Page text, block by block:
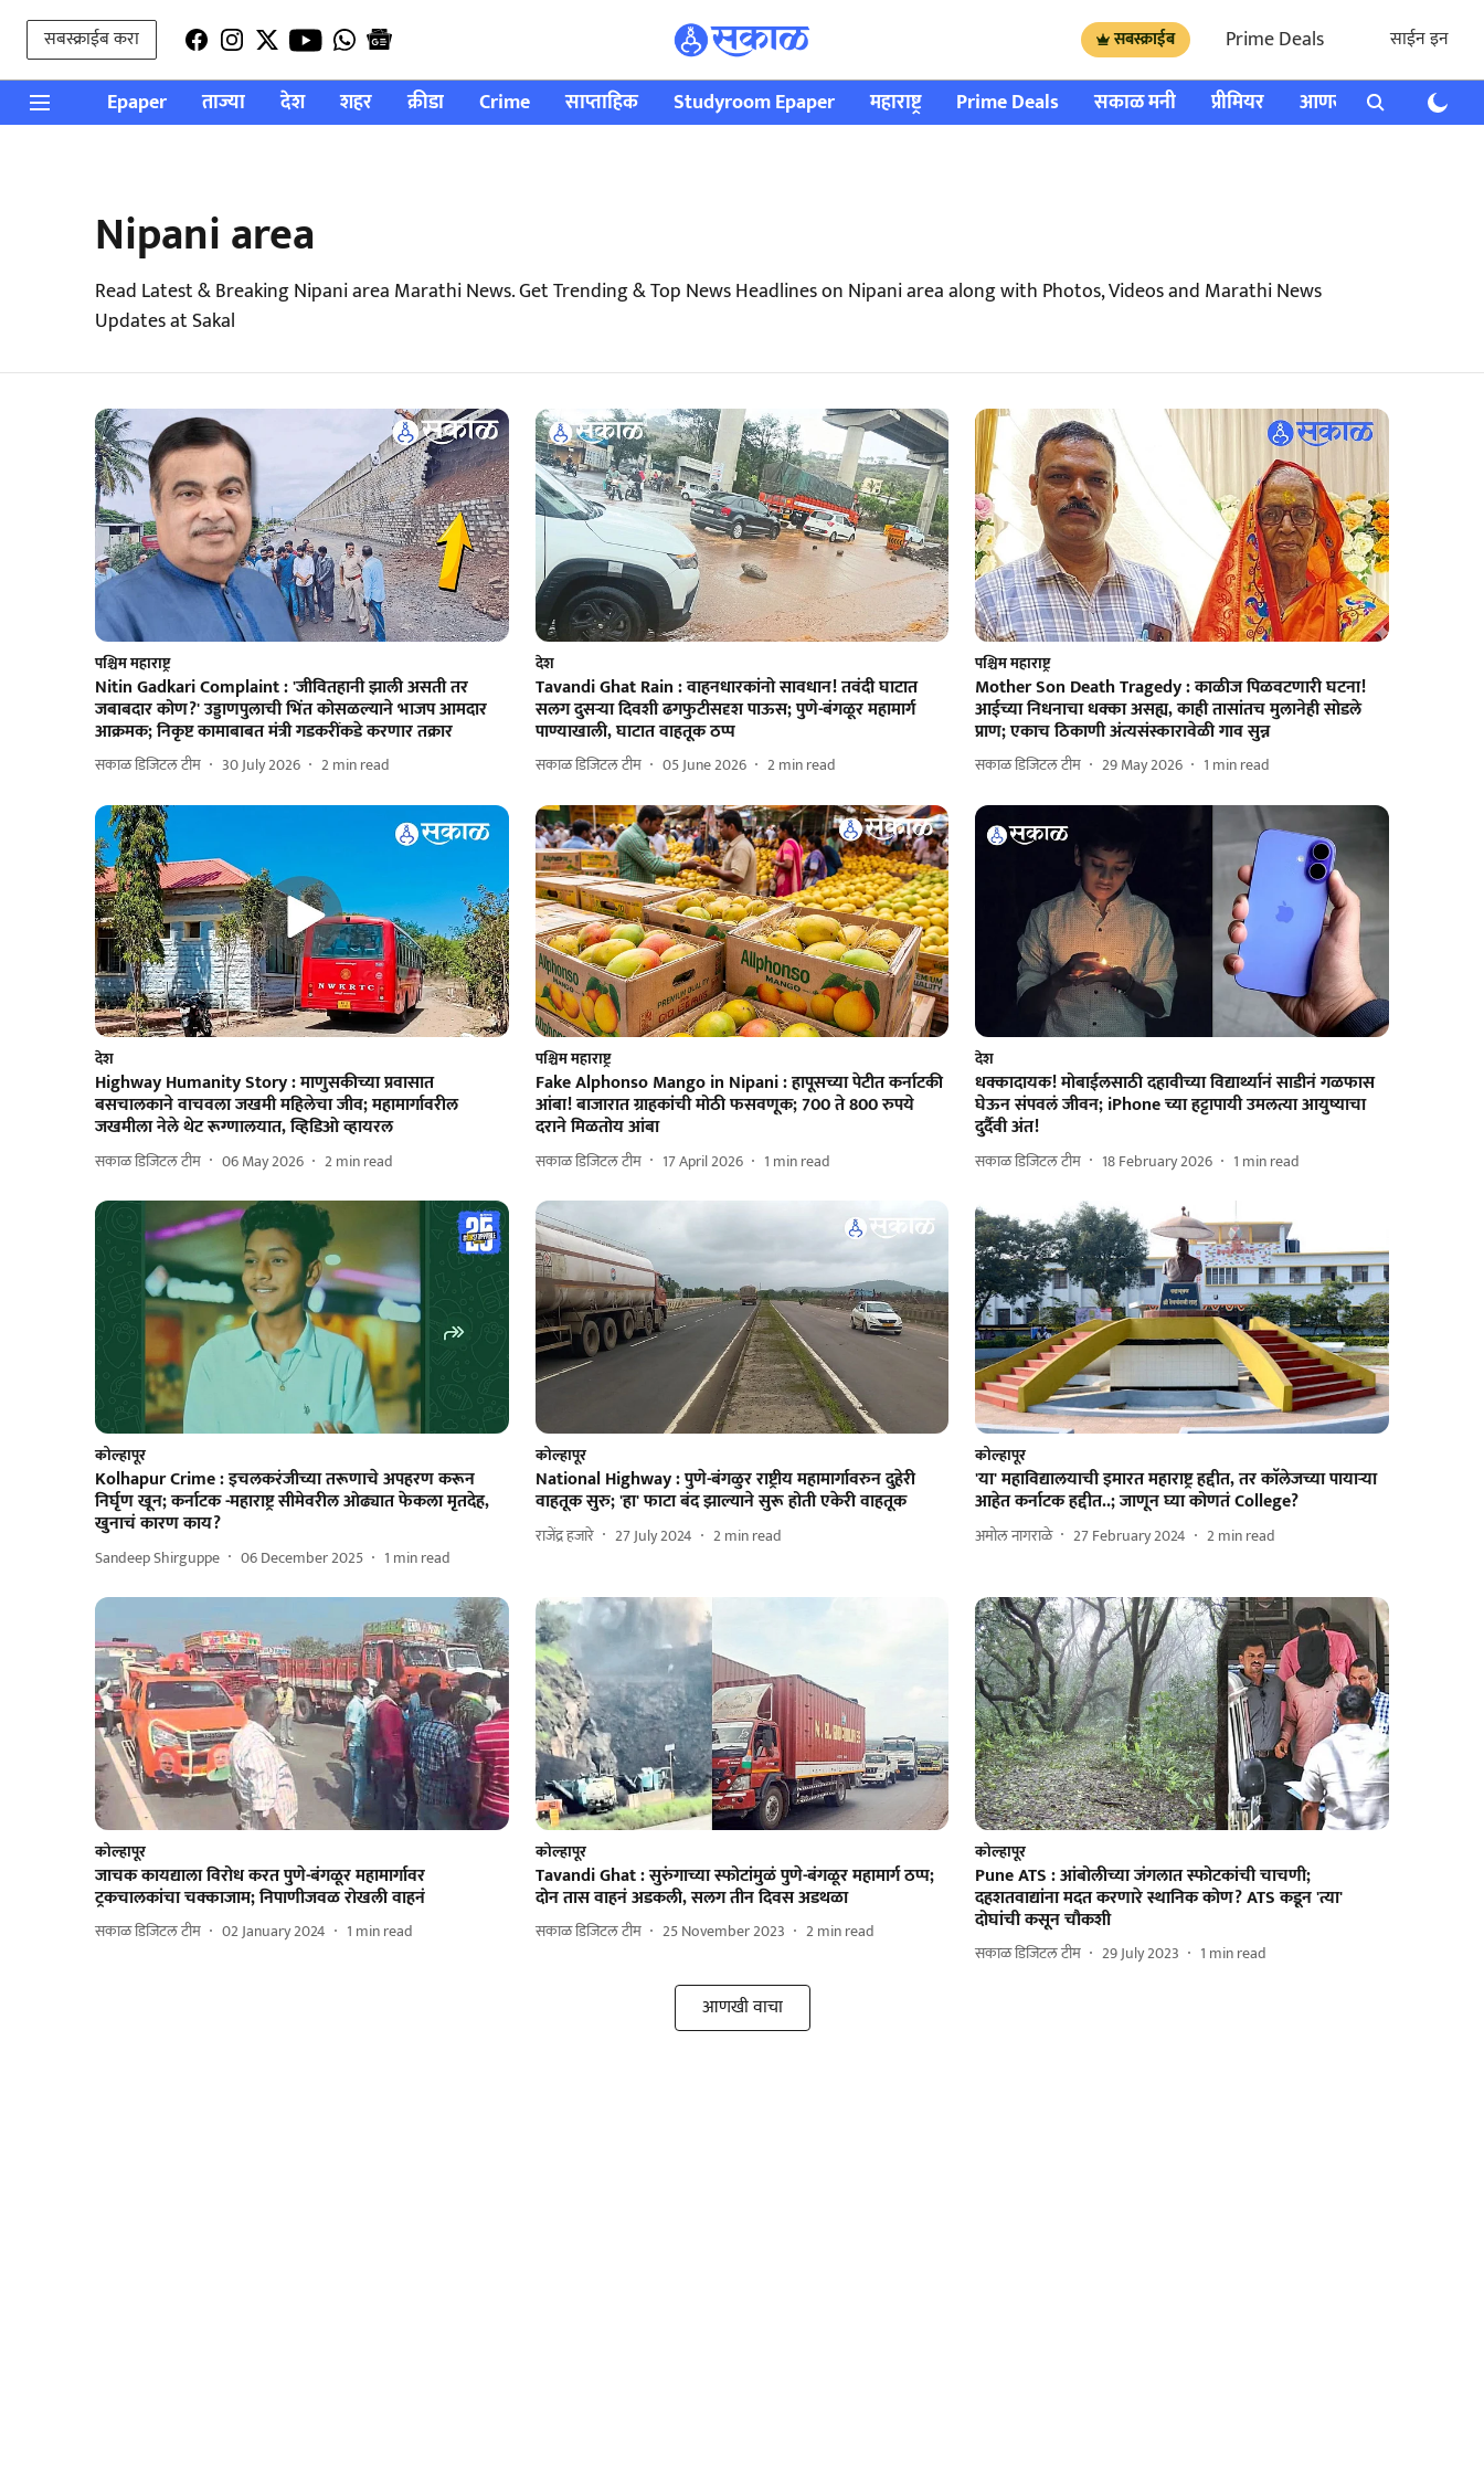
सबस्क्राईब करा सबस्क्राईब Prime Deals साईन इन
Epaper ताज्या देश शहर क्रीडा Crime साप्ताहिक Studyroom Epaper महाराष्ट्र Prime Deals सकाळ मनी प्रीमियर आणखी राशी भविष्य
Nipani area
Read Latest & Breaking Nipani area Marathi News. Get Trending & Top News Headlines on Nipani area along with Photos, Videos and Marathi News
Updates at Sakal
पश्चिम महाराष्ट्र
Nitin Gadkari Complaint : 'जीवितहानी झाली असती तर
जबाबदार कोण?' उड्डाणपुलाची भिंत कोसळल्याने भाजप आमदार
आक्रमक; निकृष्ट कामाबाबत मंत्री गडकरींकडे करणार तक्रार
सकाळ डिजिटल टीम 30 July 2026 2min read
देश
Tavandi Ghat Rain : वाहनधारकांनो सावधान! तवंदी घाटात
सलग दुसऱ्या दिवशी ढगफुटीसदृश पाऊस; पुणे-बंगळूर महामार्ग
पाण्याखाली, घाटात वाहतूक ठप्प
सकाळ डिजिटल टीम 05 June 2026 2min read
पश्चिम महाराष्ट्र
Mother Son Death Tragedy : काळीज पिळवटणारी घटना!
आईच्या निधनाचा धक्का असह्य, काही तासांतच मुलानेही सोडले
प्राण; एकाच ठिकाणी अंत्यसंस्कारावेळी गाव सुन्न
सकाळ डिजिटल टीम 29 May 2026 1 min read
देश
Highway Humanity Story : माणुसकीच्या प्रवासात
बसचालकाने वाचवला जखमी महिलेचा जीव; महामार्गावरील
जखमीला नेले थेट रूग्णालयात, व्हिडिओ व्हायरल
सकाळ डिजिटल टीम 06 May 2026 2min read
पश्चिम महाराष्ट्र
Fake Alphonso Mango in Nipani : हापूसच्या पेटीत कर्नाटकी
आंबा! बाजारात ग्राहकांची मोठी फसवणूक; 700 ते 800 रुपये
दराने मिळतोय आंबा
सकाळ डिजिटल टीम 17 April 2026 1 min read
देश
धक्कादायक! मोबाईलसाठी दहावीच्या विद्यार्थ्यानं साडीनं गळफास
घेऊन संपवलं जीवन; iPhone च्या हट्टापायी उमलत्या आयुष्याचा
दुर्दैवी अंत!
सकाळ डिजिटल टीम 18 February 2026 1 min read
कोल्हापूर
Kolhapur Crime : इचलकरंजीच्या तरूणाचे अपहरण करून
निर्घृण खून; कर्नाटक -महाराष्ट्र सीमेवरील ओढ्यात फेकला मृतदेह,
खुनाचं कारण काय?
Sandeep Shirguppe 06 December 2025 1 min read
कोल्हापूर
National Highway : पुणे-बंगळुर राष्ट्रीय महामार्गावरुन दुहेरी
वाहतूक सुरु; 'हा' फाटा बंद झाल्याने सुरू होती एकेरी वाहतूक
राजेंद्र हजारे 27 July 2024 2min read
कोल्हापूर
'या' महाविद्यालयाची इमारत महाराष्ट्र हद्दीत, तर काॅलेजच्या पायाऱ्या
आहेत कर्नाटक हद्दीत..; जाणून घ्या कोणतं College?
अमोल नागराळे 27 February 2024 2min read
कोल्हापूर
जाचक कायद्याला विरोध करत पुणे-बंगळूर महामार्गावर
ट्रकचालकांचा चक्काजाम; निपाणीजवळ रोखली वाहनं
सकाळ डिजिटल टीम 02 January 2024 1 min read
कोल्हापूर
Tavandi Ghat : सुरुंगाच्या स्फोटांमुळं पुणे-बंगळूर महामार्ग ठप्प;
दोन तास वाहनं अडकली, सलग तीन दिवस अडथळा
सकाळ डिजिटल टीम 25 November 2023 2min read
कोल्हापूर
Pune ATS : आंबोलीच्या जंगलात स्फोटकांची चाचणी;
दहशतवाद्यांना मदत करणारे स्थानिक कोण? ATS कडून 'त्या'
दोघांची कसून चौकशी
सकाळ डिजिटल टीम 29 July 2023 1 min read
आणखी वाचा